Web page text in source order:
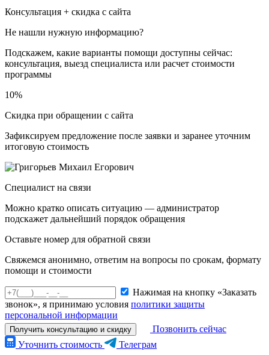
Консультация + скидка с сайта
Не нашли нужную информацию?
Подскажем, какие варианты помощи доступны сейчас:
консультация, выезд специалиста или расчет стоимости
программы
10%
Скидка при обращении с сайта
Зафиксируем предложение после заявки и заранее уточним
итоговую стоимость
Специалист на связи
Можно кратко описать ситуацию — администратор
подскажет дальнейший порядок обращения
Оставьте номер для обратной связи
Свяжемся анонимно, ответим на вопросы по срокам, формату
помощи и стоимости
Нажимая на кнопку «Заказать
звонок», я принимаю условия политики защиты
персональной информации
Получить консультацию и скидку
Позвонить сейчас
Уточнить стоимость
Телеграм